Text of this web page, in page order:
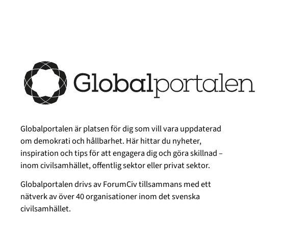
Globalportalen är platsen för dig som vill vara uppdaterad
om demokrati och hållbarhet. Här hittar du nyheter,
inspiration och tips för att engagera dig och göra skillnad –
inom civilsamhället, offentlig sektor eller privat sektor.
Globalportalen drivs avForumCivtillsammans med ett
nätverk av över 40 organisationer inom det svenska
civilsamhället.